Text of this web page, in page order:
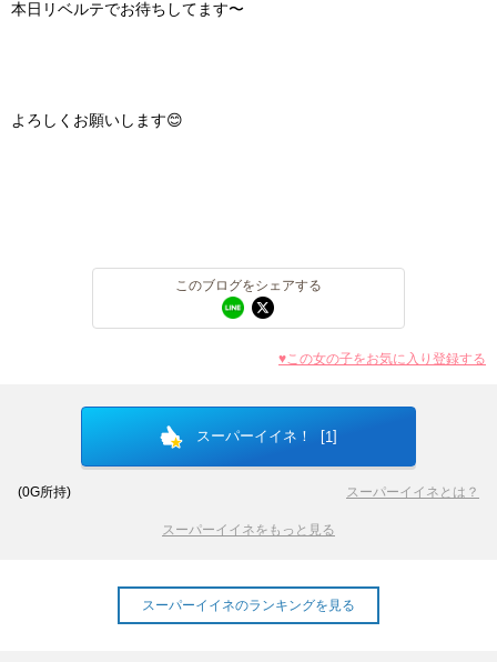
本日リベルテでお待ちしてます〜
よろしくお願いします😊
このブログをシェアする
ブログのURLをコピー
♥この女の子をお気に入り登録する
スーパーイイネ！ [1 ]
(0G所持) スーパーイイネとは？
スーパーイイネをもっと見る
スーパーイイネのランキングを見る
このお店をシェアする
店舗ログイン
北海道
北陸
東海 関西